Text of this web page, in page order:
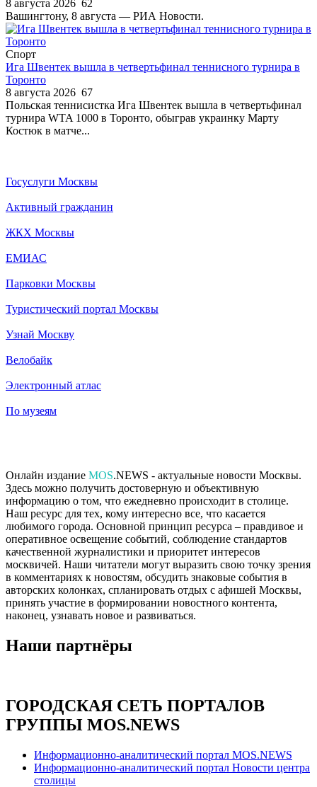
8 августа 2026 62
Вашингтону, 8 августа — РИА Новости.
Спорт
Ига Швентек вышла в четвертьфинал теннисного турнира в
Торонто
8 августа 2026 67
Польская теннисистка Ига Швентек вышла в четвертьфинал
турнира WTA 1000 в Торонто, обыграв украинку Марту
Костюк в матче...
Госуслуги Москвы
Активный гражданин
ЖКХ Москвы
ЕМИАС
Парковки Москвы
Туристический портал Москвы
Узнай Москву
Велобайк
Электронный атлас
По музеям
Онлайн издание MOS.NEWS - актуальные новости Москвы.
Здесь можно получить достоверную и объективную
информацию о том, что ежедневно происходит в столице.
Наш ресурс для тех, кому интересно все, что касается
любимого города. Основной принцип ресурса – правдивое и
оперативное освещение событий, соблюдение стандартов
качественной журналистики и приоритет интересов
москвичей. Наши читатели могут выразить свою точку зрения
в комментариях к новостям, обсудить знаковые события в
авторских колонках, спланировать отдых с афишей Москвы,
принять участие в формировании новостного контента,
наконец, узнавать новое и развиваться.
Наши партнёры
ГОРОДСКАЯ СЕТЬ ПОРТАЛОВ
ГРУППЫ MOS.NEWS
Информационно-аналитический портал MOS.NEWS
Информационно-аналитический портал Новости центра
столицы